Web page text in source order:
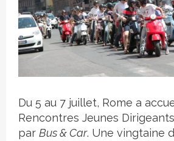
Crédit photo
Du 5 au 7 juillet, Rome a
Rencontres Jeunes
par Bus & Car. Une vingtaine